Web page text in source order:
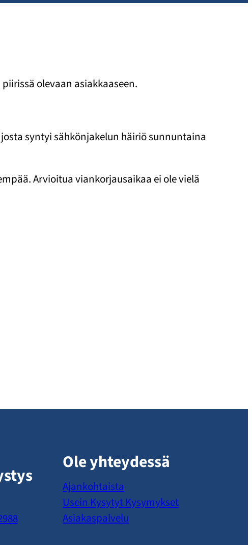
olevaan asiakkaaseen.
syntyi sähkönjakelun häiriö sunnuntaina
Arvioitua viankorjausaikaa ei ole vielä
Ole yhteydessä
Ajankohtaista
Usein Kysytyt Kysymykset
Asiakaspalvelu